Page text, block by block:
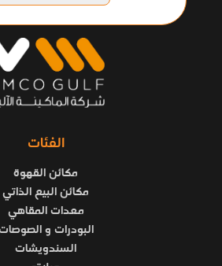
الفئات
مكائن القهوة
مكائن البيع الذاتي
معدات المقاهي
البودرات و
السندويشات